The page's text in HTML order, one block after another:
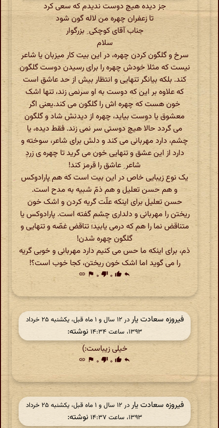
جز دیده هیچ دوست ندیدم که سعی کرد
تا زعفران چهره من لاله گون شود
جناب آقای کوچکی ِ بزرگوار
سلام
سرخ و گلگون کردن چهره، در این بیت کار میزبان یا شاعر
نیست که مثلا خودش چهره را برای رسیدن دوست گلگون
کند. بلکه بیانگر تنهایی و انتظار بیش از حد عاشق است
که علاوه بر این که دوست به او سرنمی زند، تنها اشک
خون هست که چهره اش را گلگون می کند.یعنی اگر
معشوق یا دوست بیاید، چهره از دیدنش شاد و گلگون
می گردد حالا هیچ دوستی سر نمی زند. فقط دیده، یا
چشم، دارد مهربانی می کند و دلش برای شاعر، سوخته و
دارد از این عشق و تنهایی خون می گرید تا چهره ی زردِ
شاعر ِ عاشق را قرمز کند!
یک نوع زیبایی خاص در این بیت است که هم پارادوکس
و هم حسن تعلیل و هم ذمّ شبیه به مدح است.
حسن تعلیل برای اینکه علّت گریه کردن و اشک خون
ریختن را مهربانی و دلداری چشم گفته است. پارادوکس یا
متناقض نما را هم که درمی یابید؛ تناقض غصّه و تنهایی و
گلگون چهره شدن!
ذم، برای اینکه ما حس می کنیم دارد مهربانی و خوبی گریه
را می گوید اما اشک خون ریختن، کجا خوب است؟!
reply
thumb_up ۰ thumb_down ۰ flag
link
فیروزه سعادت یار
در ‫۱۲ سال و ۱ ماه قبل، یکشنبه ۲۵ خرداد
۱۳۹۳، ساعت ۱۴:۳۴
نوشته:
خیلی زیباست:)
reply
thumb_up ۰ thumb_down ۰ flag
link
فیروزه سعادت یار
در ‫۱۲ سال و ۱ ماه قبل، یکشنبه ۲۵ خرداد
۱۳۹۳، ساعت ۱۴:۳۷
نوشته: